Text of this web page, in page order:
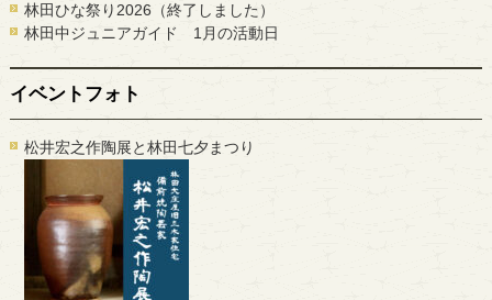
林田ひな祭り2026（終了しました）
林田中ジュニアガイド 1月の活動日
イベントフォト
松井宏之作陶展と林田七夕まつり